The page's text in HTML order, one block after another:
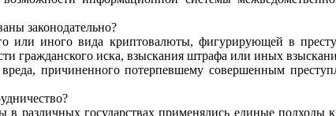
законодательно?
или иноговида криптовалюты, фигурирующей в
гражданского иска, взыскания штрафа или иных
вреда, причиненного потерпевшему совершенным
в различных государствах применялись единые подходы